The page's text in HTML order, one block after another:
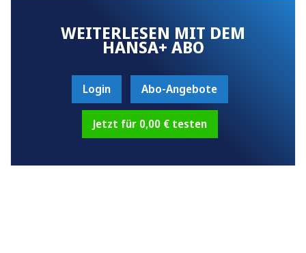
WEITERLESEN MIT DEM
HANSA+ ABO
Login Abo-Angebote
Jetzt für 0,00 € testen